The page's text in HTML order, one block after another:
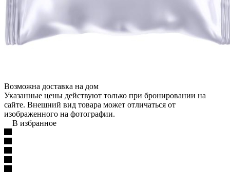
Возможна доставка на дом
Указанные цены действуют только при бронировании на
сайте. Внешний вид товара может отличаться от
изображенного на фотографии.
В избранное